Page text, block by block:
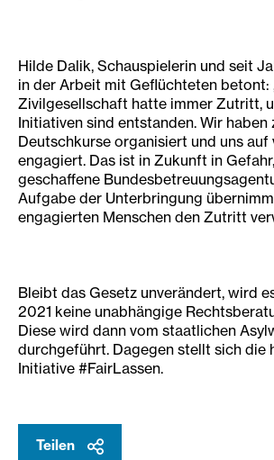
Hilde Dalik, Schauspielerin und seit
in der Arbeit mit Geflüchteten betont:
Zivilgesellschaft hatte immer Zutritt,
Initiativen sind entstanden. Wir haben
Deutschkurse organisiert und uns auf
engagiert. Das ist in Zukunft in
geschaffene
Aufgabe der Unterbringung
engagierten Menschen den Zutritt
Bleibt das Gesetz unverändert, wird
2021 keine unabhängige
Diese wird dann vom staatlichen
durchgeführt. Dagegen stellt sich die
Initiative #FairLassen.
Teilen